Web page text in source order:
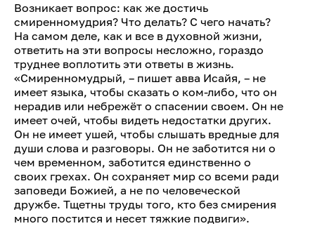
Возникает вопрос: как же достичь
смиренномудрия? Что делать? С чего начать?
На самом деле, как и все в духовной жизни,
ответить на эти вопросы несложно, гораздо
труднее воплотить эти ответы в жизнь.
«Смиренномудрый, – пишет авва Исайя, – не
имеет языка, чтобы сказать о ком-либо, что он
нерадив или небрежёт о спасении своем. Он не
имеет очей, чтобы видеть недостатки других.
Он не имеет ушей, чтобы слышать вредные для
души слова и разговоры. Он не заботится ни о
чем временном, заботится единственно о
своих грехах. Он сохраняет мир со всеми ради
заповеди Божией, а не по человеческой
дружбе. Тщетны труды того, кто без смирения
много постится и несет тяжкие подвиги».